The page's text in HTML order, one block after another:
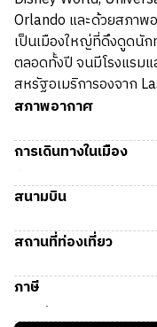
Orlando และด้วยสภา
เป็นเมืองใหญ่ที่ดึงดูดนัก
ตลอดทั้งปี จนมีโรงแรม
สหรัฐอเมริการองจาก
สภาพอากาศ
Orlandoมีสภาพอากา
Climate) ทำให้เมืองนี้
และฤดูแล้งที่แตกต่างกัน
อุณหภูมิอยู่ที่ 18 – 27
การเดินทางในเมือง
ที่เมือง Orlando มีระบบ
เพื่ออำนวยความสะดวก
พื้นที่กว้างขวาง รวมถึงเ
ออซีโอลา (Osceola), โ
สนามบิน
สนามบิน MCO
Orlando, FL ตั้งอยู่ในตั
สถานที่ท่องเที่ยว
สวนสนุก:Walt Disney
SeaWorld Orlando
ทะเลสาบ:
ภาษี
ภาษีที่จะถูกหักจากรายไ